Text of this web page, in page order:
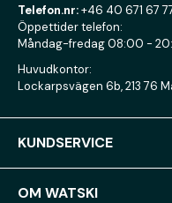
Telefon.nr:+46 40 671 67
Öppettider telefon:
Måndag-fredag 08:00 -
Huvudkontor:
Lockarpsvägen 6b, 213 76
KUNDSERVICE
OM WATSKI